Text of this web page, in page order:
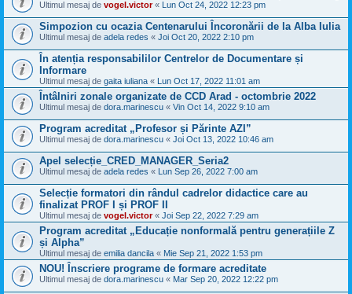
Ultimul mesaj de vogel.victor« Lun Oct 24, 2022 12:23 pm
Simpozion cu ocazia Centenarului Încoronării de la Alba Iulia
Ultimul mesaj de adela redes « Joi Oct 20, 2022 2:10 pm
În atenția responsabililor Centrelor de Documentare și
Informare
Ultimul mesaj de gaita iuliana « Lun Oct 17, 2022 11:01 am
Întâlniri zonale organizate de CCD Arad - octombrie 2022
Ultimul mesaj de dora.marinescu « Vin Oct 14, 2022 9:10 am
Program acreditat „Profesor și Părinte AZI”
Ultimul mesaj de dora.marinescu « Joi Oct 13, 2022 10:46 am
Apel selecție_CRED_MANAGER_Seria2
Ultimul mesaj de adela redes « Lun Sep 26, 2022 7:00 am
Selecție formatori din rândul cadrelor didactice care au
finalizat PROF I și PROF II
Ultimul mesaj de vogel.victor« Joi Sep 22, 2022 7:29 am
Program acreditat „Educație nonformală pentru generațiile Z
și Alpha”
Ultimul mesaj de emilia dancila « Mie Sep 21, 2022 1:53 pm
NOU! Înscriere programe de formare acreditate
Ultimul mesaj de dora.marinescu « Mar Sep 20, 2022 12:22 pm